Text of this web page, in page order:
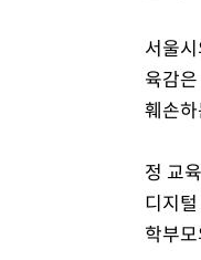
서울
육감
훼손
정 교
디지
학부